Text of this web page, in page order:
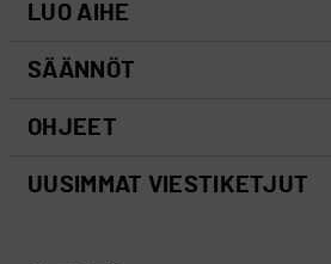
LUO AIHE
SÄÄNNÖT
OHJEET
UUSIMMAT VIESTIKETJUT